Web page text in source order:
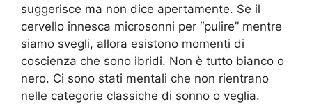
suggerisce ma non dice apertamente. Se il
cervello innesca microsonni per “pulire” mentre
siamo svegli, allora esistono momenti di
coscienza che sono ibridi. Non è tutto bianco o
nero. Ci sono stati mentali che non rientrano
nelle categorie classiche di sonno o veglia.